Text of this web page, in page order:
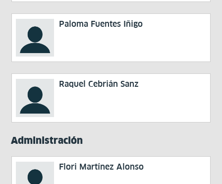
Paloma Fuentes Iñigo
Raquel Cebrián Sanz
Administración
Flori Martínez Alonso